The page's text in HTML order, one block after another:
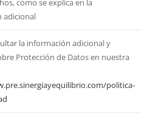
como se explica en la
adicional
la información adicional y
Protección de Datos en nuestra
politica-